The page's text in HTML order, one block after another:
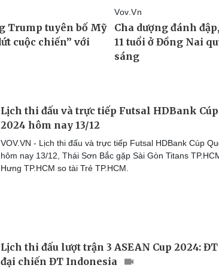
Lịch thi đấu và trực tiếp Futsal HDBank Cúp
2024 hôm nay 13/12
VOV.VN - Lịch thi đấu và trực tiếp Futsal HDBank Cúp
hôm nay 13/12, Thái Sơn Bắc gặp Sài Gòn Titans
Hưng TP.HCM so tài Trẻ TP.HCM.
Lịch thi đấu lượt trận 3 ASEAN Cup 2024:
đại chiến ĐT Indonesia